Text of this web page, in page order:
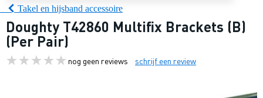
Takel en hijsband accessoire
Doughty T42860 Multifix Brackets (B)
(Per Pair)
nog geen reviews schrijf een review